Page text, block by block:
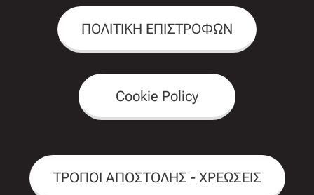
ΠΟΛΙΤΙΚΗ ΕΠΙΣΤΡΟΦΩΝ
Cookie Policy
ΤΡΟΠΟΙ ΑΠΟΣΤΟΛΗΣ - ΧΡΕΩΣΕΙΣ